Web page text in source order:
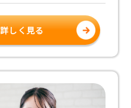
詳しく見る